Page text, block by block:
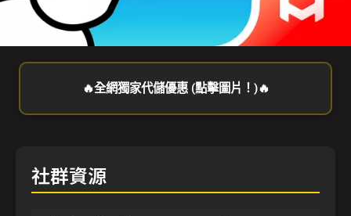
🔥全網獨家代儲優惠 (點擊圖片！)🔥
社群資源